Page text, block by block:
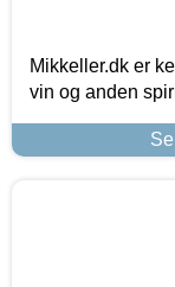
Mikkeller.dk er
vin og anden